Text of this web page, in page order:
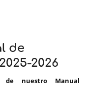
de
2026
de nuestro Manual